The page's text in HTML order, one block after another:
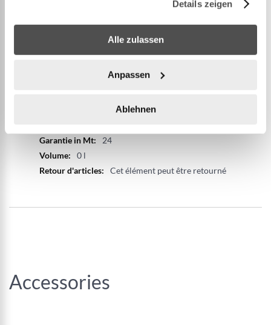
Details zeigen
Alle zulassen
Anpassen
Ablehnen
2740 x 1525 x 760
274
Livrable dans les 1-2 jours
24
0 l
Cet élément peut être retourné
Accessories